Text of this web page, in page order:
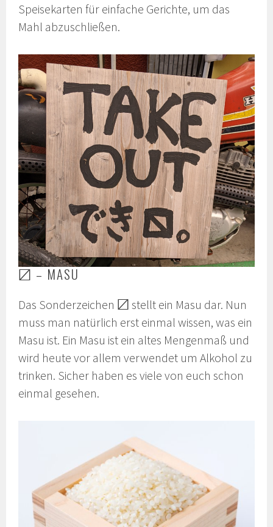
Speisekarten für einfache Gerichte, um das
Mahl abzuschließen.
〼 – MASU
Das Sonderzeichen 〼 stellt ein Masu dar. Nun
muss man natürlich erst einmal wissen, was ein
Masu ist. Ein Masu ist ein altes Mengenmaß und
wird heute vor allem verwendet um Alkohol zu
trinken. Sicher haben es viele von euch schon
einmal gesehen.